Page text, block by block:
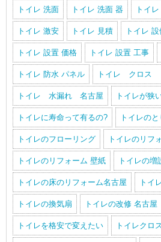
トイレ 洗面 トイレ 洗面 器 トイ
トイレ 激安 トイレ 見積 トイレ 設
トイレ 設置 価格 トイレ 設置 工事
トイレ 防水 パネル トイレ クロス
トイレ 水漏れ 名古屋 トイレが狭
トイレに寿命って有るの? トイレの
トイレのフローリング トイレのリフ
トイレのリフォーム 壁紙 トイレの増
トイレの床のリフォーム名古屋 トイ
トイレの換気扇 トイレの改修 名古屋
トイレを格安で変えたい トイレクロ